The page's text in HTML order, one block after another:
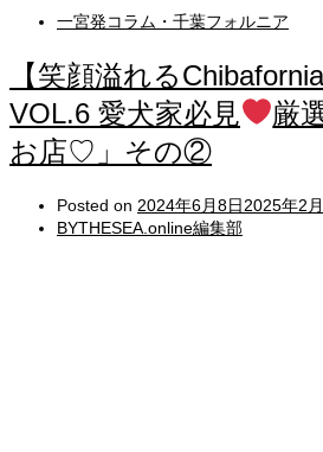
一宮発コラム・千葉フォルニア
【笑顔溢れる
VOL.6 愛犬家必見
厳
お店♡」その②
Posted on 2024年6月8日2025年2
BYTHESEA.online編集部